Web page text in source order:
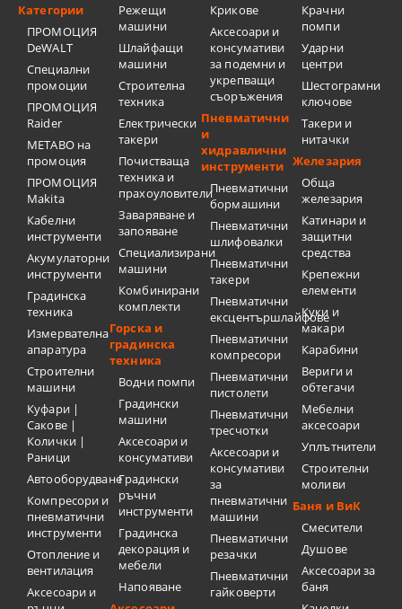
Категории
ПРОМОЦИЯ
DeWALT
Специални
промоции
ПРОМОЦИЯ
Raider
METABO на
промоция
ПРОМОЦИЯ
Makita
Кабелни
инструменти
Акумулаторни
инструменти
Градинска
техника
Измервателна
апаратура
Строителни
машини
Куфари |
Сакове |
Колички |
Раници
Автооборудване
Компресори и
пневматични
инструменти
Отопление и
вентилация
Аксесоари и
Режещи
машини
Шлайфащи
машини
Строителна
техника
Електрически
такери
Почистваща
техника и
прахоуловители
Заваряване и
запояване
Специализирани
машини
Комбинирани
комплекти
Горска и
градинска
техника
Водни помпи
Градински
машини
Аксесоари и
консумативи
Градински
ръчни
инструменти
Градинска
декорация и
мебели
Напояване
Крикове
Аксесоари и
консумативи
за подемни и
укрепващи
съоръжения
Пневматични
и
хидравлични
инструменти
Пневматични
бормашини
Пневматични
шлифовалки
Пневматични
такери
Пневматични
ексцентършлайфове
Пневматични
компресори
Пневматични
пистолети
Пневматични
тресчотки
Аксесоари и
консумативи
за
пневматични
машини
Пневматични
резачки
Пневматични
гайковерти
Крачни
помпи
Ударни
центри
Шестограмни
ключове
Такери и
нитачки
Железария
Обща
железария
Катинари и
защитни
средства
Крепежни
елементи
Куки и
макари
Карабини
Вериги и
обтегачи
Мебелни
аксесоари
Уплътнители
Строителни
моливи
Баня и ВиК
Смесители
Душове
Аксесоари за
баня